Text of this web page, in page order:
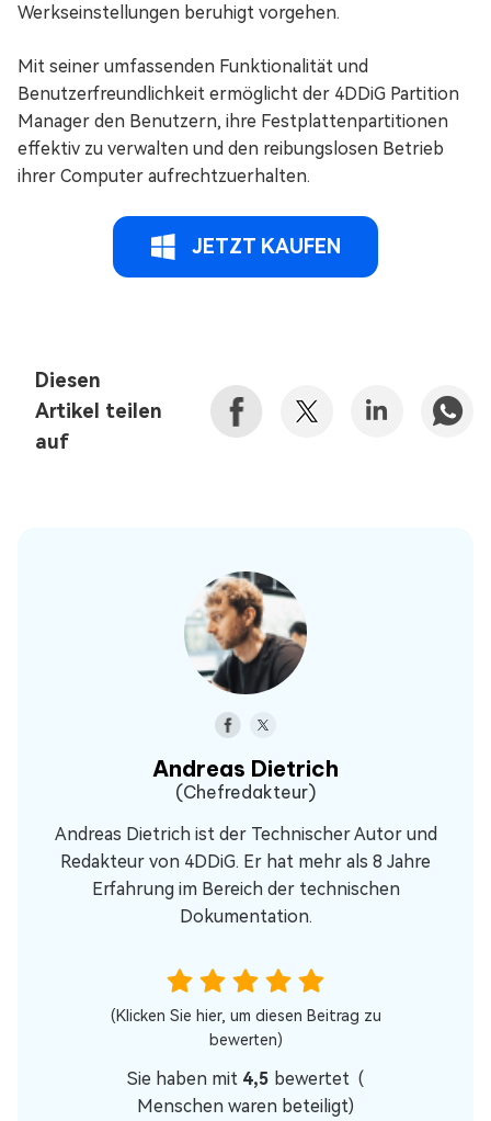
Werkseinstellungen beruhigt vorgehen.
Mit seiner umfassenden Funktionalität und
Benutzerfreundlichkeit ermöglicht der 4DDiG Partition
Manager den Benutzern, ihre Festplattenpartitionen
effektiv zu verwalten und den reibungslosen Betrieb
ihrer Computer aufrechtzuerhalten.
JETZT KAUFEN
Diesen
Artikel teilen
auf
Andreas Dietrich
(Chefredakteur)
Andreas Dietrich ist der Technischer Autor und
Redakteur von 4DDiG. Er hat mehr als 8 Jahre
Erfahrung im Bereich der technischen
Dokumentation.
(Klicken Sie hier, um diesen Beitrag zu
bewerten)
Sie haben mit 4,5 bewertet (
Menschen waren beteiligt)